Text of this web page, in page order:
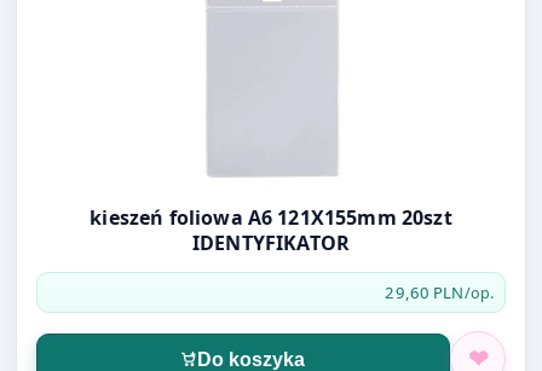
kieszeń foliowa A6 121X155mm 20szt
IDENTYFIKATOR
29,60 PLN/op.
Do koszyka